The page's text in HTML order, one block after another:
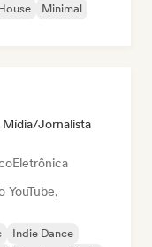
Minimal
Mídia/Jornalista
Eletrônica
YouTube,
Indie Dance